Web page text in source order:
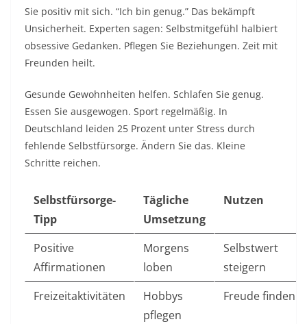
Sie positiv mit sich. “Ich bin genug.” Das bekämpft
Unsicherheit. Experten sagen: Selbstmitgefühl halbiert
obsessive Gedanken. Pflegen Sie Beziehungen. Zeit mit
Freunden heilt.​
Gesunde Gewohnheiten helfen. Schlafen Sie genug.
Essen Sie ausgewogen. Sport regelmäßig. In
Deutschland leiden 25 Prozent unter Stress durch
fehlende Selbstfürsorge. Ändern Sie das. Kleine
Schritte reichen.​
Selbstfürsorge-
Tipp
Tägliche
Umsetzung
Nutzen
Positive
Affirmationen
Morgens
loben
Selbstwert
steigern ​
Freizeitaktivitäten
Hobbys
pflegen
Freude finden ​